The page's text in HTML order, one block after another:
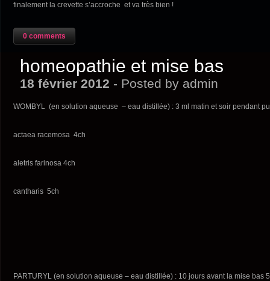
finalement la crevette s’accroche et va très bien !
0 comments
homeopathie et mise bas
18 février 2012 - Posted by admin
WOMBYL (en solution aqueuse – eau distillée) : 3 ml matin et soir pendant
actaea racemosa 4ch
aletris farinosa 4ch
cantharis 5ch
PARTURYL (en solution aqueuse – eau distillée) : 10 jours avant la mise bas